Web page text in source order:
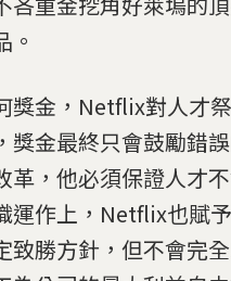
。
獎金，Netflix對人才
獎金最終只會鼓勵錯
革，他必須保證人才
運作上，Netflix也賦
致勝方針，但不會完